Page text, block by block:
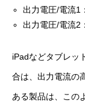
出力電圧/電流1
出力電圧/電流2
iPadなどタブレッ
合は、出力電流の
ある製品は、この